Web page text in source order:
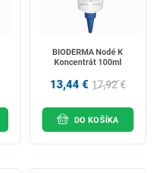
BIODERMA Nodé K
Koncentrát 100ml
13,44 € 17,92 €
DO KOŠÍKA